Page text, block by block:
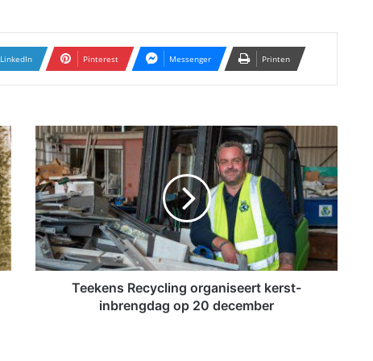
LinkedIn Pinterest Messenger Printen
e
e
k
e
n
s
R
e
Teekens Recycling organiseert kerst-
inbrengdag op 20 december